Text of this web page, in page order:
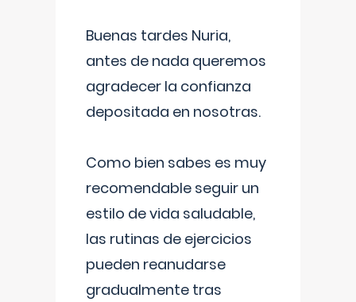
Buenas tardes Nuria,
antes de nada queremos
agradecer la confianza
depositada en nosotras.
Como bien sabes es muy
recomendable seguir un
estilo de vida saludable,
las rutinas de ejercicios
pueden reanudarse
gradualmente tras